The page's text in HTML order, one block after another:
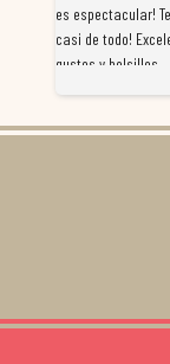
es espectacular!
casi de todo!
gustos y bolsillos